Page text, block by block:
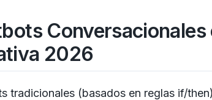
Conversacionales
2026
tradicionales (basados en reglas if/